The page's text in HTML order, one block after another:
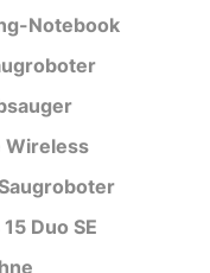
Notebook
Wireless
Duo SE